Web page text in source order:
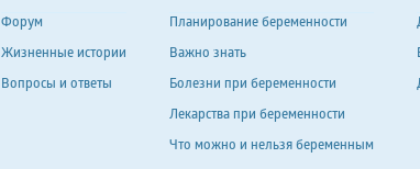
Форум
Жизненные истории
Вопросы и ответы
Планирование беременности
Важно знать
Болезни при беременности
Лекарства при беременности
Что можно и нельзя беременным